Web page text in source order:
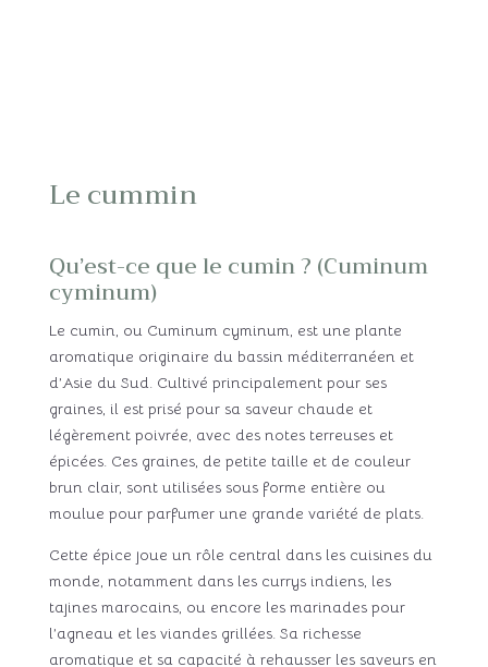
Le cummin
Qu’est-ce que le cumin ? (Cuminum
cyminum)
Le cumin, ou Cuminum cyminum, est une plante
aromatique originaire du bassin méditerranéen et
d’Asie du Sud. Cultivé principalement pour ses
graines, il est prisé pour sa saveur chaude et
légèrement poivrée, avec des notes terreuses et
épicées. Ces graines, de petite taille et de couleur
brun clair, sont utilisées sous forme entière ou
moulue pour parfumer une grande variété de plats.
Cette épice joue un rôle central dans les cuisines du
monde, notamment dans les currys indiens, les
tajines marocains, ou encore les marinades pour
l’agneau et les viandes grillées. Sa richesse
aromatique et sa capacité à rehausser les saveurs en